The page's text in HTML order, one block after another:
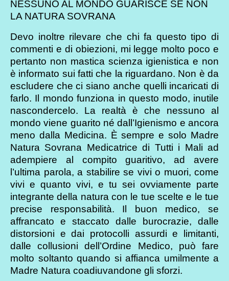
NESSUNO AL MONDO GUARISCE SE NON
LA NATURA SOVRANA
Devo inoltre rilevare che chi fa questo tipo di
commenti e di obiezioni, mi legge molto poco e
pertanto non mastica scienza igienistica e non
è informato sui fatti che la riguardano. Non è da
escludere che ci siano anche quelli incaricati di
farlo. Il mondo funziona in questo modo, inutile
nascondercelo. La realtà è che nessuno al
mondo viene guarito né dall’Igienismo e ancora
meno dalla Medicina. È sempre e solo Madre
Natura Sovrana Medicatrice di Tutti i Mali ad
adempiere al compito guaritivo, ad avere
l’ultima parola, a stabilire se vivi o muori, come
vivi e quanto vivi, e tu sei ovviamente parte
integrante della natura con le tue scelte e le tue
precise responsabilità. Il buon medico, se
affrancato e staccato dalle burocrazie, dalle
distorsioni e dai protocolli assurdi e limitanti,
dalle collusioni dell’Ordine Medico, può fare
molto soltanto quando si affianca umilmente a
Madre Natura coadiuvandone gli sforzi.